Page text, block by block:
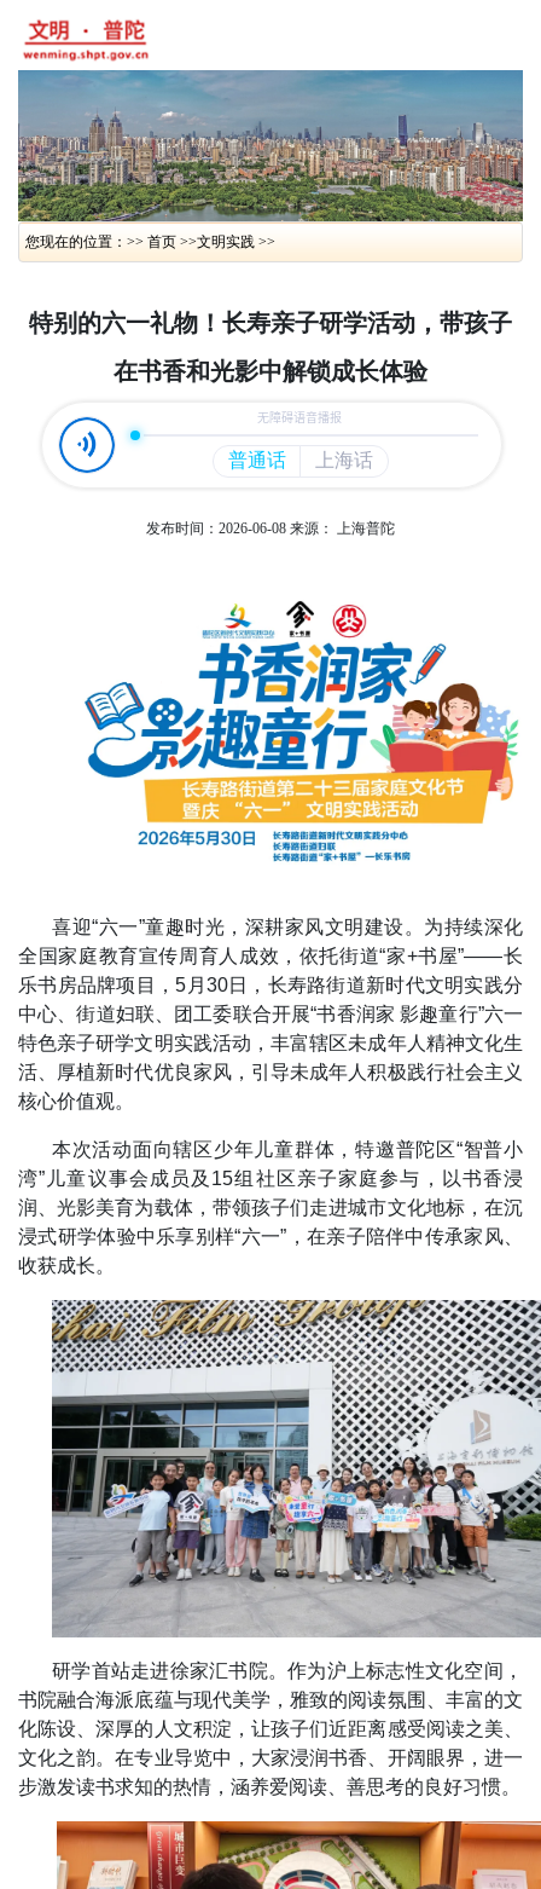
您现在的位置：>> 首页 >>文明实践 >>
特别的六一礼物！长寿亲子研学活动，带孩子
在书香和光影中解锁成长体验
发布时间：2026-06-08 来源： 上海普陀
喜迎“六一”童趣时光，深耕家风文明建设。为持续深化
全国家庭教育宣传周育人成效，依托街道“家+书屋”——长
乐书房品牌项目，5月30日，长寿路街道新时代文明实践分
中心、街道妇联、团工委联合开展“书香润家 影趣童行”六一
特色亲子研学文明实践活动，丰富辖区未成年人精神文化生
活、厚植新时代优良家风，引导未成年人积极践行社会主义
核心价值观。
本次活动面向辖区少年儿童群体，特邀普陀区“智普小
湾”儿童议事会成员及15组社区亲子家庭参与，以书香浸
润、光影美育为载体，带领孩子们走进城市文化地标，在沉
浸式研学体验中乐享别样“六一”，在亲子陪伴中传承家风、
收获成长。
研学首站走进徐家汇书院。作为沪上标志性文化空间，
书院融合海派底蕴与现代美学，雅致的阅读氛围、丰富的文
化陈设、深厚的人文积淀，让孩子们近距离感受阅读之美、
文化之韵。在专业导览中，大家浸润书香、开阔眼界，进一
步激发读书求知的热情，涵养爱阅读、善思考的良好习惯。